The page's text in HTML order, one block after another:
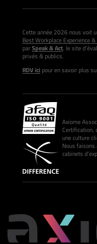
Cette année 2026 nous voit
Best Workplace Experience
parSpeak & Act, le site
privés & publics.
RDV icipour en savoir plus
Axiome
Certification,
une culture
Nous
cabinets